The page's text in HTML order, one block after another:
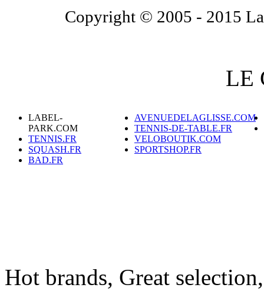
Copyright © 2005 - 2015
LE
LABEL-
PARK.COM
TENNIS.FR
SQUASH.FR
BAD.FR
AVENUEDELAGLISSE.COM
TENNIS-DE-TABLE.FR
VELOBOUTIK.COM
SPORTSHOP.FR
Hot brands, Great